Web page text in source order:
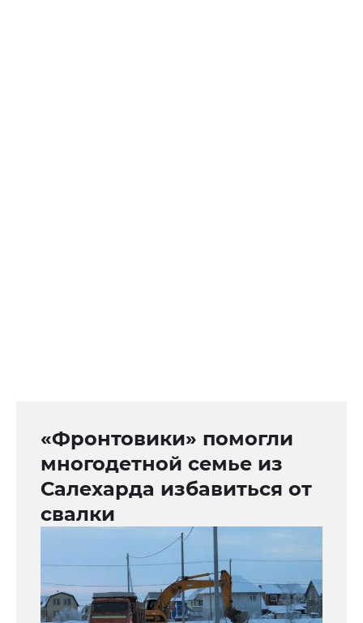
«Фронтовики» помогли
многодетной семье из
Салехарда избавиться от
свалки